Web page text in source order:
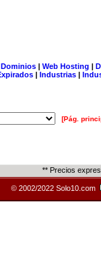
| Web Hosting |
| Industrias |
[Pág.
** Precios
© 2002/2022 Solo10.com